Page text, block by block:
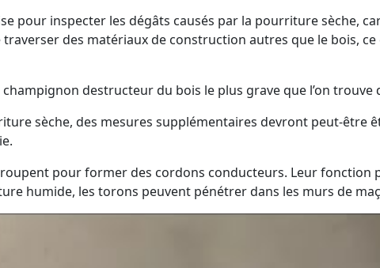
pour inspecter les dégâts causés par la pourriture sèche,
des matériaux de construction autres que le bois,
destructeur du bois le plus grave que l’on trouve
sèche, des mesures supplémentaires devront peut-être
pour former des cordons conducteurs. Leur fonction
humide, les torons peuvent pénétrer dans les murs de